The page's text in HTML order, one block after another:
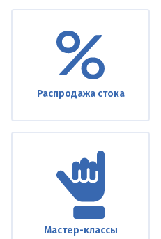
Распродажа стока
Мастер-классы